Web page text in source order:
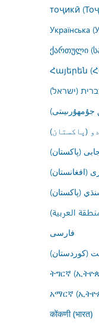
тоҷикӣ
Українська
ქართული
Հայերեն
(ישראל)
(پاکستان)
(پاکستان)
(افغانستان)
(پاکستان)
العربية)
فارسى
(کوردستان)
ትግርኛ
አማርኛ
कोंकणी (भारत)